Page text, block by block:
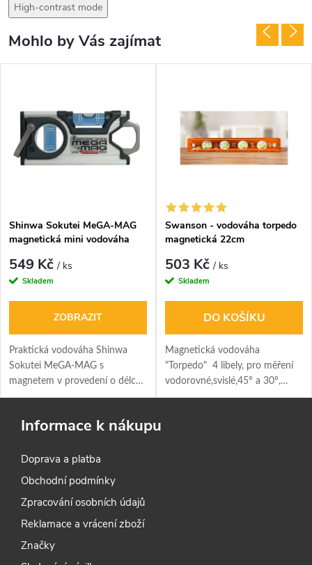
High-contrast mode
Mohlo by Vás zajímat
Shinwa Sokutei MeGA-MAG
magnetická mini vodováha
549 Kč/ ks
Skladem
ZOBRAZIT
Praktická vodováha Shinwa
Sokutei MeGA-MAG s
magnetem v provedení o délce
100 mm nebo 150 mm.
Swanson - vodováha torpedo
magnetická 22cm
503 Kč/ ks
Skladem
DO KOŠÍKU
Magnetická vodováha
"Torpedo" 4 libely, pro měření
vodorovné,svislé,45° a 30°,
délka 22cm
Informace k nákupu
Doprava a platba
Obchodní podmínky
Zpracování osobních údajů
Reklamace a vrácení zboží
Značky